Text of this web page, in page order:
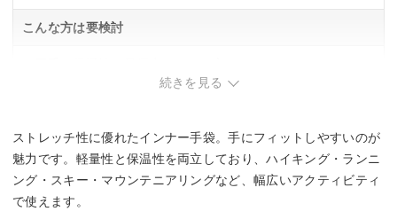
こんな方は要検討
続きを見る
ストレッチ性に優れたインナー手袋。手にフィットしやすいのが
魅力です。軽量性と保温性を両立しており、ハイキング・ランニ
ング・スキー・マウンテニアリングなど、幅広いアクティビティ
で使えます。